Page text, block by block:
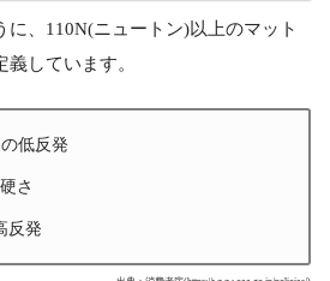
に、110N(ニュートン)以上のマット
しています。
低反発
さ
反発